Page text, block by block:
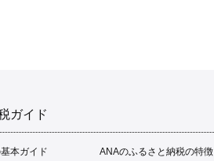
ガイド
本ガイド ANAのふるさと納税の特徴